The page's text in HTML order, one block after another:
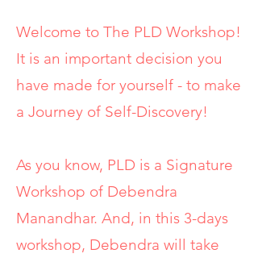
Welcome to The PLD Workshop!
It is an important decision you
have made for yourself - to make
a Journey of Self-Discovery!
As you know, PLD is a Signature
Workshop of Debendra
Manandhar. And, in this 3-days
workshop, Debendra will take